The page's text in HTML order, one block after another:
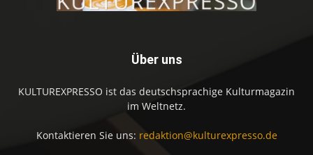
Über uns
KULTUREXPRESSO ist das deutschsprachige Kulturmagazin
im Weltnetz.
Kontaktieren Sie uns: redaktion@kulturexpresso.de